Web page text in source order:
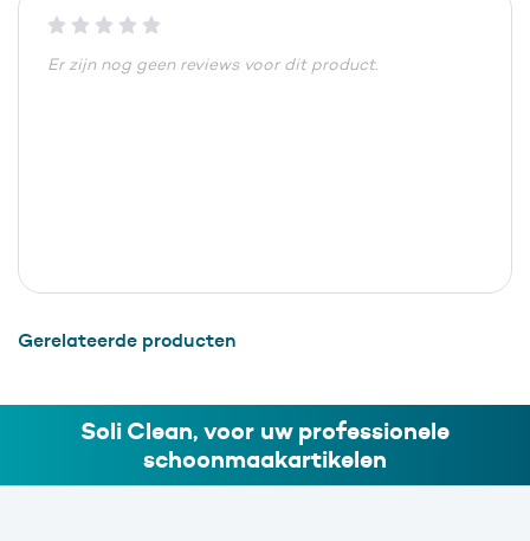
Er zijn nog geen reviews voor dit product.
Gerelateerde producten
Soli Clean, voor uw professionele
schoonmaakartikelen